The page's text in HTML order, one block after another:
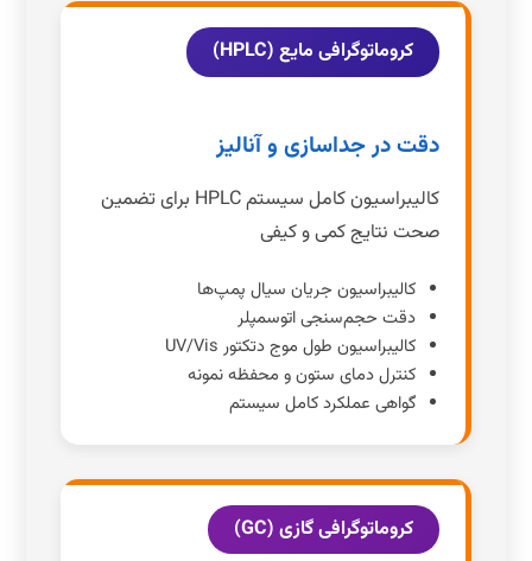
کروماتوگرافی مایع (HPLC)
دقت در جداسازی و آنالیز
کالیبراسیون کامل سیستم HPLC برای تضمین
صحت نتایج کمی و کیفی
کالیبراسیون جریان سیال پمپ‌ها
دقت حجم‌سنجی اتوسمپلر
کالیبراسیون طول موج دتکتور UV/Vis
کنترل دمای ستون و محفظه نمونه
گواهی عملکرد کامل سیستم
کروماتوگرافی گازی (GC)